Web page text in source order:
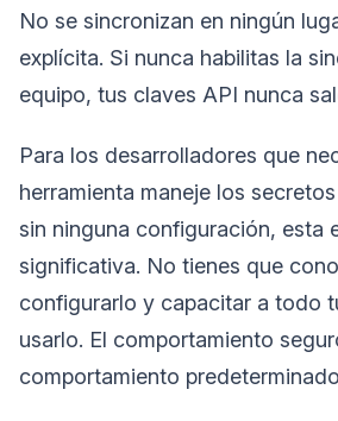
No se sincronizan en ningún
explícita. Si nunca habilitas la
equipo, tus claves API nunca
Para los desarrolladores que
herramienta maneje los
sin ninguna configuración, esta
significativa. No tienes que
configurarlo y capacitar a todo
usarlo. El comportamiento
comportamiento